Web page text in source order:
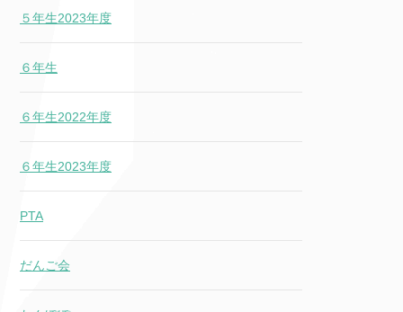
５年生2023年度
６年生
６年生2022年度
６年生2023年度
PTA
だんご会